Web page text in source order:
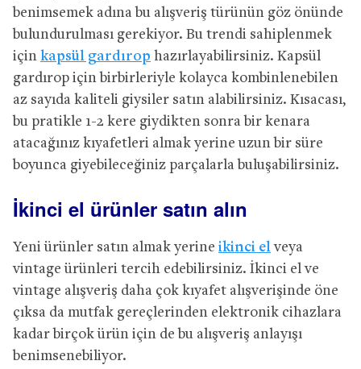
benimsemek adına bu alışveriş türünün göz önünde
bulundurulması gerekiyor. Bu trendi sahiplenmek
için kapsül gardırop hazırlayabilirsiniz. Kapsül
gardırop için birbirleriyle kolayca kombinlenebilen
az sayıda kaliteli giysiler satın alabilirsiniz. Kısacası,
bu pratikle 1-2 kere giydikten sonra bir kenara
atacağınız kıyafetleri almak yerine uzun bir süre
boyunca giyebileceğiniz parçalarla buluşabilirsiniz.
İkinci el ürünler satın alın
Yeni ürünler satın almak yerine ikinci elveya
vintage ürünleri tercih edebilirsiniz. İkinci el ve
vintage alışveriş daha çok kıyafet alışverişinde öne
çıksa da mutfak gereçlerinden elektronik cihazlara
kadar birçok ürün için de bu alışveriş anlayışı
benimsenebiliyor.